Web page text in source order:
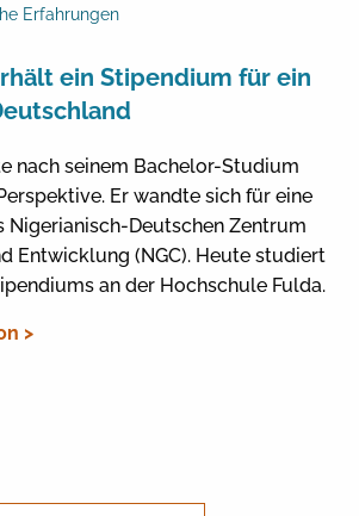
Erfahrungen
ein Stipendium für ein
nach seinem Bachelor-Studium
Er wandte sich für eine
Nigerianisch-Deutschen Zentrum
Entwicklung (NGC). Heute studiert
an der Hochschule Fulda.
>